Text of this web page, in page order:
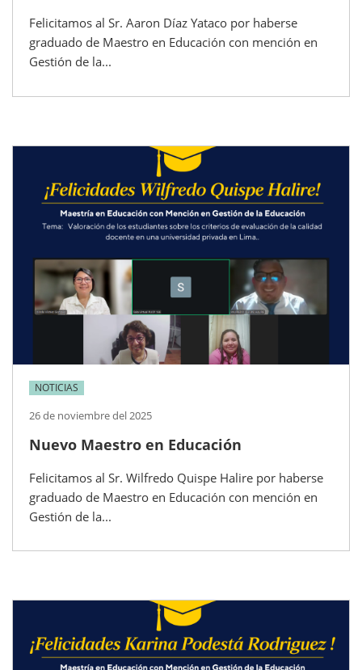
Felicitamos al Sr. Aaron Díaz Yataco por haberse
graduado de Maestro en Educación con mención en
Gestión de la...
NOTICIAS
26 de noviembre del 2025
Nuevo Maestro en Educación
Felicitamos al Sr. Wilfredo Quispe Halire por haberse
graduado de Maestro en Educación con mención en
Gestión de la...